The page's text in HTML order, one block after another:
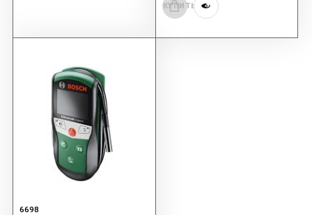
КУПИТЬ
6698